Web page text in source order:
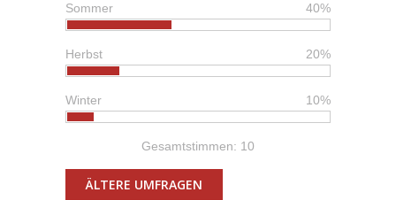
40%
Sommer
20%
Herbst
10%
Winter
Gesamtstimmen: 10
ÄLTERE UMFRAGEN